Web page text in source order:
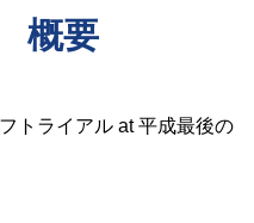
​概要
トライアル at 平成最後の